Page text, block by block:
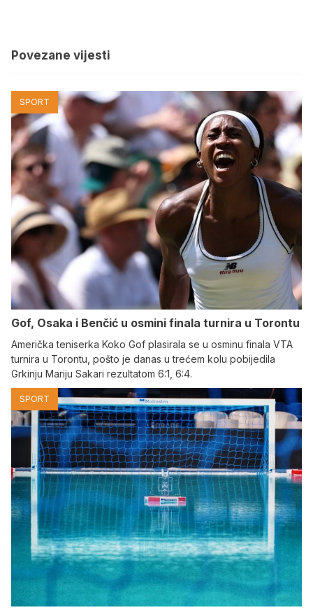
Povezane vijesti
SPORT
Gof, Osaka i Benčić u osmini finala turnira u Torontu
Američka teniserka Koko Gof plasirala se u osminu finala VTA
turnira u Torontu, pošto je danas u trećem kolu pobijedila
Grkinju Mariju Sakari rezultatom 6:1, 6:4.
SPORT